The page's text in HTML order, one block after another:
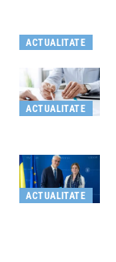
ACTUALITATE
ACTUALITATE
ACTUALITATE